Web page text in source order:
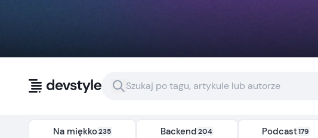
Na miękko235 Backend204 Podcast179